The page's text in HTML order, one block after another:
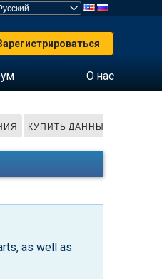
О нас
КУПИТЬ ДАННЫЕ
as well as